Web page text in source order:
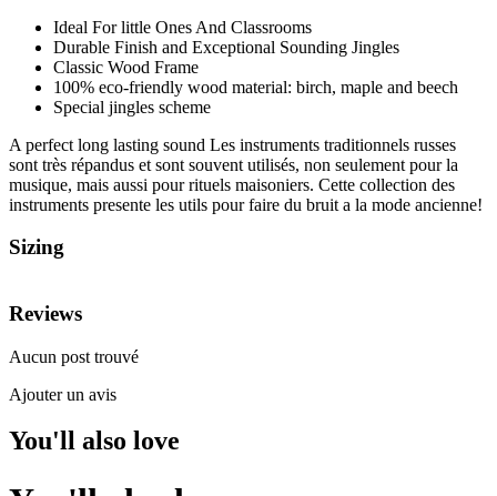
Ideal For little Ones And Classrooms
Durable Finish and Exceptional Sounding Jingles
Classic Wood Frame
100% eco-friendly wood material: birch, maple and beech
Special jingles scheme
A perfect long lasting sound Les instruments traditionnels russes
sont très répandus et sont souvent utilisés, non seulement pour la
musique, mais aussi pour rituels maisoniers. Cette collection des
instruments presente les utils pour faire du bruit a la mode ancienne!
Sizing
Reviews
Aucun post trouvé
Ajouter un avis
You'll also love